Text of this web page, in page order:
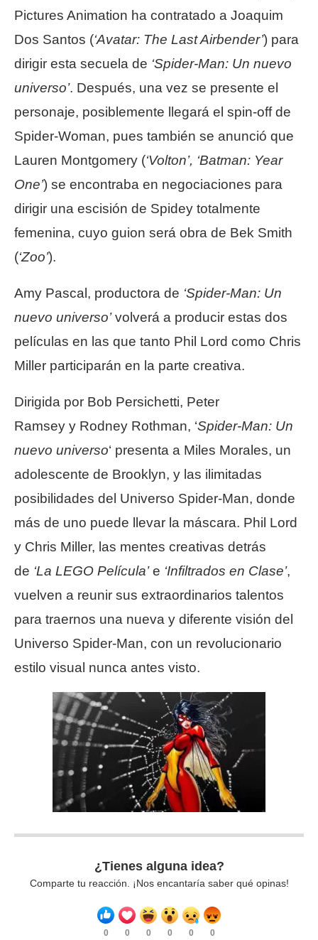
Pictures Animation ha contratado a Joaquim
Dos Santos (‘Avatar: The Last Airbender’) para
dirigir esta secuela de ‘Spider-Man: Un nuevo
universo’. Después, una vez se presente el
personaje, posiblemente llegará el spin-off de
Spider-Woman, pues también se anunció que
Lauren Montgomery (‘Volton’, ‘Batman: Year
One’) se encontraba en negociaciones para
dirigir una escisión de Spidey totalmente
femenina, cuyo guion será obra de Bek Smith
(‘Zoo’).
Amy Pascal, productora de ‘Spider-Man: Un
nuevo universo’volverá a producir estas dos
películas en las que tanto Phil Lord como Chris
Miller participarán en la parte creativa.
Dirigida por Bob Persichetti, Peter
Ramsey y Rodney Rothman, ‘Spider-Man: Un
nuevo universo‘ presenta a Miles Morales, un
adolescente de Brooklyn, y las ilimitadas
posibilidades del Universo Spider-Man, donde
más de uno puede llevar la máscara. Phil Lord
y Chris Miller, las mentes creativas detrás
de ‘La LEGO Película’e ‘Infiltrados en Clase’,
vuelven a reunir sus extraordinarios talentos
para traernos una nueva y diferente visión del
Universo Spider-Man, con un revolucionario
estilo visual nunca antes visto.
¿Tienes alguna idea?
Comparte tu reacción. ¡Nos encantaría saber qué opinas!
0 0 0 0 0 0